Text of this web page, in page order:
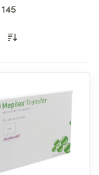
145